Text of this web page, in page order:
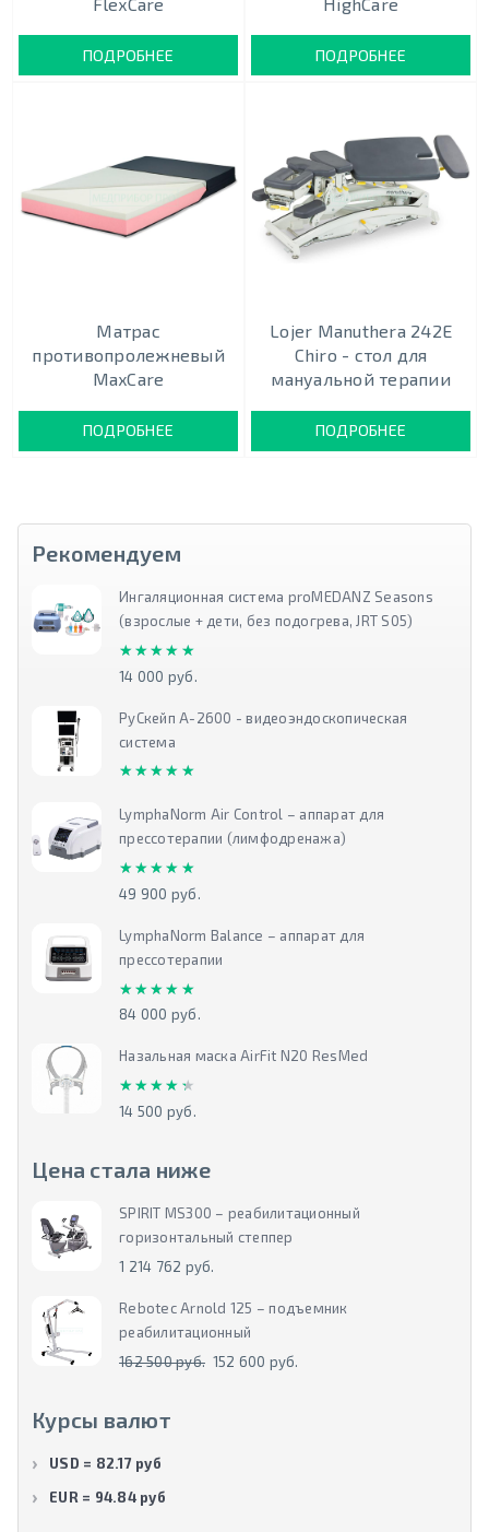
ПОДРОБНЕЕ ПОДРОБНЕЕ
Матрас
противопролежневый
MaxCare
ПОДРОБНЕЕ
Lojer Manuthera 242Е
Chiro - cтол для
мануальной терапии
ПОДРОБНЕЕ
Рекомендуем
Ингаляционная система proMEDANZ Seasons
(взрослые + дети, без подогрева, JRT S05)
★★★★★
★★★★★
14 000 руб.
РуСкейп А-2600 - видеоэндоскопическая
система
★★★★★
★★★★★
LymphaNorm Air Control – аппарат для
прессотерапии (лимфодренажа)
★★★★★
★★★★★
49 900 руб.
LymphaNorm Balance – аппарат для
прессотерапии
★★★★★
★★★★★
84 000 руб.
Назальная маска AirFit N20 ResMed
★★★★★
★★★★★
14 500 руб.
Цена стала ниже
SPIRIT MS300 – реабилитационный
горизонтальный степпер
1 214 762 руб.
Rebotec Arnold 125 – подъемник
реабилитационный
162 500 руб. 152 600 руб.
Курсы валют
USD = 82.17 руб
EUR = 94.84 руб